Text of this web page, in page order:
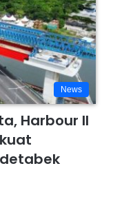
News
Harbour II